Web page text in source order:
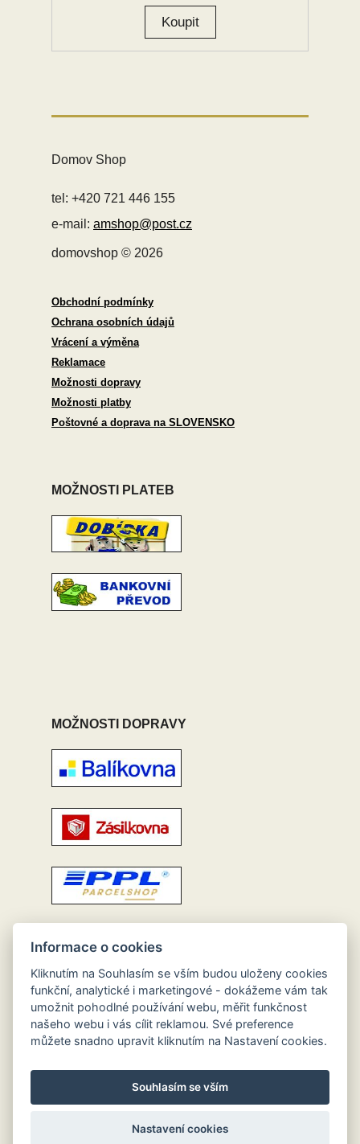
Domov Shop
tel: +420 721 446 155
e-mail: amshop@post.cz
domovshop © 2026
Obchodní podmínky
Ochrana osobních údajů
Vrácení a výměna
Reklamace
Možnosti dopravy
Možnosti platby
Poštovné a doprava na SLOVENSKO
MOŽNOSTI PLATEB
MOŽNOSTI DOPRAVY
Informace o cookies
Kliknutím na Souhlasím se vším budou uloženy cookies
funkční, analytické i marketingové - dokážeme vám tak
umožnit pohodlné používání webu, měřit funkčnost
našeho webu i vás cílit reklamou. Své preference
můžete snadno upravit kliknutím na Nastavení cookies.
Souhlasím se vším
Nastavení cookies